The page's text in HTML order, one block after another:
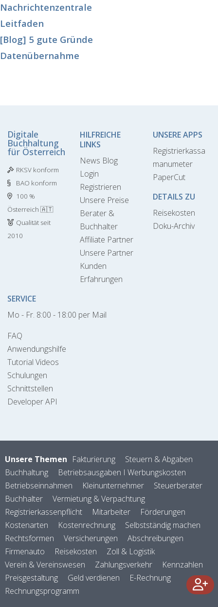
Nachrichtenzentrale
Leitfaden
[Blog] 5 gute Gründe
Datenübernahme
Digitale
Buchhaltung
für Österreich
RKSV konform
BAO konform
100 %
Österreich 🇦🇹
Qualität seit
2010
HILFREICHE
LINKS
News Blog
Login
Registrieren
Unsere Preise
Berater &
Buchhalter
Affiliate Partner
Unsere Partner
Kunden
Erfahrungen
UNSERE APPS
Registrierkassa
manumeter
PaperCut
DETAILS ZU
Reisekosten
Doku-Archiv
SERVICE
Mo - Fr. 8:00 - 18:00 per Mail
FAQ
Anwendungshilfe
Tutorial Videos
Schulungen
Schnittstellen
Developer API
Unsere Themen Fakturierung
Steuern & Abgaben
Buchhaltung
Betriebsausgaben I Werbungskosten
Betriebseinnahmen
Kleinunternehmer
Steuerberater
Buchhalter
Vermietung & Verpachtung
Registrierkassenpflicht
Mitarbeiter
Förderungen
Kostenarten
Kostenrechnung
Selbstständig machen
Rechtsformen
Versicherungen
Abschreibungen
Firmenauto
Reisekosten
Zoll & Logistik
Verein & Vereinswesen
Zahlungsverkehr
Kennzahlen
Preisgestaltung
Geld verdienen
E-Rechnung
Rechnungsprogramm